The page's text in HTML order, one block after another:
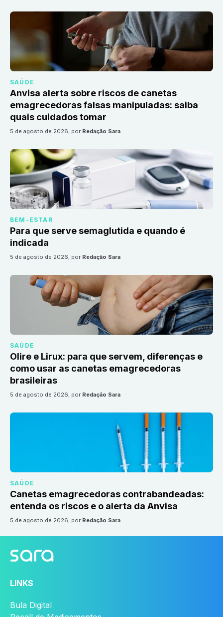
SAÚDE
Anvisa alerta sobre riscos de canetas
emagrecedoras falsas manipuladas: saiba
quais cuidados tomar
5 de agosto de 2026, por Redação Sara
BEM-ESTAR
Para que serve semaglutida e quando é
indicada
5 de agosto de 2026, por Redação Sara
SAÚDE
Olire e Lirux: para que servem, diferenças e
como usar as canetas emagrecedoras
brasileiras
5 de agosto de 2026, por Redação Sara
SAÚDE
Canetas emagrecedoras contrabandeadas:
entenda os riscos e o alerta da Anvisa
5 de agosto de 2026, por Redação Sara
LINKS
Bula Digital